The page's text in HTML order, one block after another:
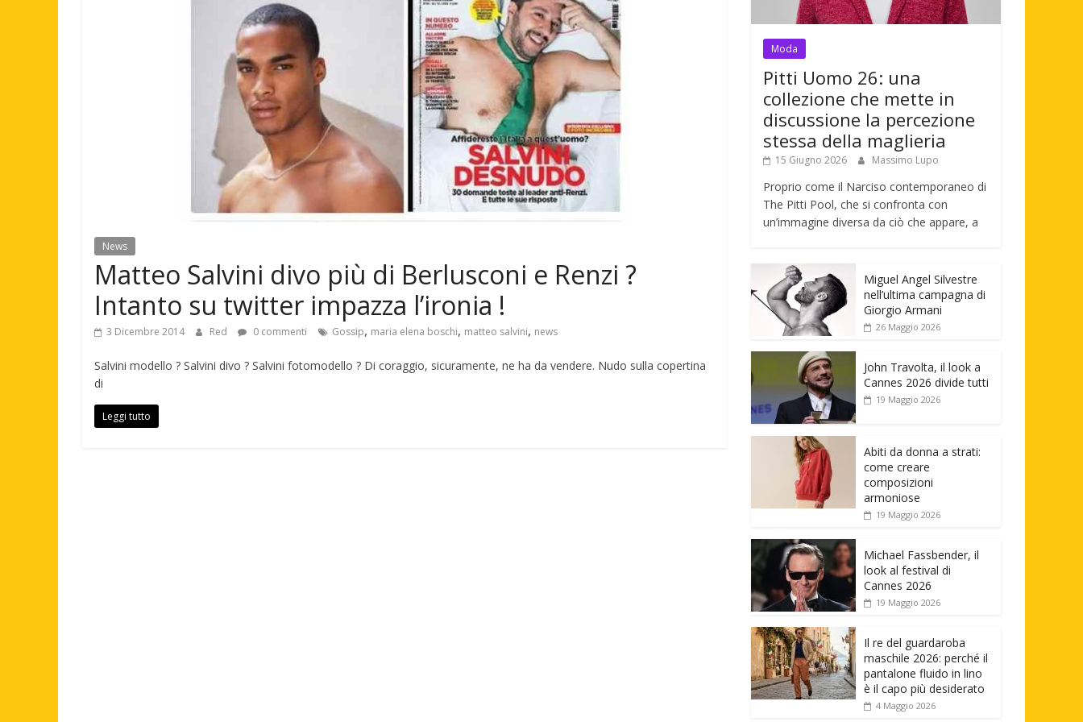
News
Matteo Salvini divo più di Berlusconi e Renzi ?
Intanto su twitter impazza l’ironia !
3 Dicembre 2014 Red 0 commenti Gossip, maria elena boschi, matteo salvini, news
Salvini modello ? Salvini divo ? Salvini fotomodello ? Di coraggio, sicuramente, ne ha da vendere. Nudo sulla copertina
di
Leggi tutto
Moda
Pitti Uomo 26: una
collezione che mette in
discussione la percezione
stessa della maglieria
15 Giugno 2026 Massimo Lupo
Proprio come il Narciso contemporaneo di
The Pitti Pool, che si confronta con
un’immagine diversa da ciò che appare, a
Miguel Angel Silvestre
nell’ultima campagna di
Giorgio Armani
26 Maggio 2026
John Travolta, il look a
Cannes 2026 divide tutti
19 Maggio 2026
Abiti da donna a strati:
come creare
composizioni
armoniose
19 Maggio 2026
Michael Fassbender, il
look al festival di
Cannes 2026
19 Maggio 2026
Il re del guardaroba
maschile 2026: perché il
pantalone fluido in lino
è il capo più desiderato
4 Maggio 2026